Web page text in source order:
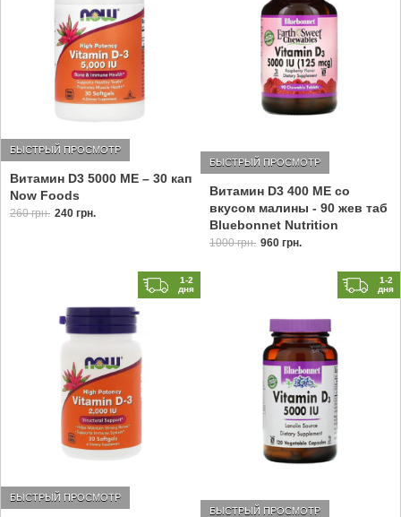
Витамин D3 5000 МЕ – 30 кап
Now Foods
БЫСТРЫЙ ПРОСМОТР
260 грн. 240 грн.
Витамин D3 400 МЕ со
вкусом малины - 90 жев таб
Bluebonnet Nutrition
БЫСТРЫЙ ПРОСМОТР
1000 грн. 960 грн.
1-2
дня
БЫСТРЫЙ ПРОСМОТР
1-2
дня
БЫСТРЫЙ ПРОСМОТР